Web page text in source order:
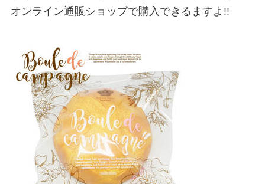
オンライン通販ショップで購入できるますよ!!